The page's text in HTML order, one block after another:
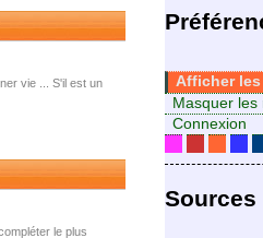
Afficher les
Masquer les
Connexion
Sources
vie ... S'il est un
le plus